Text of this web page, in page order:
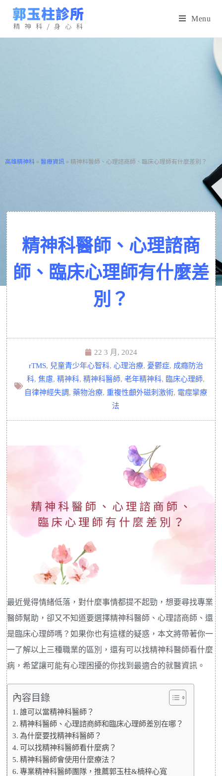
Menu
高雄精神科 » 醫療資訊 » 精神科醫師、心理諮商師、臨床心理師有什麼差別？
精神科醫師、心理諮商
師、臨床心理師有什麼差
別？
22 3 月, 2024
rTMS, 兒童青少年心智科, 心理治療, 憂鬱症, 成癮防治
科, 焦慮, 精神科, 精神科醫師, 老年精神科, 臨床心理師,
自律神經失調, 藥物治療, 重複性顱外磁刺激術, 電痙攣療
法
最近覺得情緒低落，對什麼事情都提不起勁，想要尋找專業
醫師幫助，卻又不知道要選擇精神科醫師、心理諮商師、還
是臨床心理師嗎？如果你也有這樣的疑惑，本文將帶著你一
一了解以上三種職業的區別，還有可以找精神科醫師看什麼
病，希望讓可能有心理困擾的你找到最適合的就醫資訊。
內容目錄
誰可以當精神科醫師？
精神科醫師、心理諮商師和臨床心理師差別在哪？
為什麼要找精神科醫師？
可以找精神科醫師看什麼病？
精神科醫師會使用什麼療法？
專業精神科醫師團隊，推薦郭玉柱&楠梓心寬